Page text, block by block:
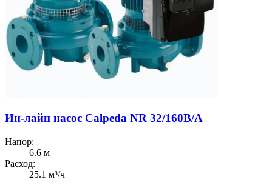
Ин-лайн насос Calpeda NR 32/160B/A
Напор:
6.6 м
Расход:
25.1 м³/ч